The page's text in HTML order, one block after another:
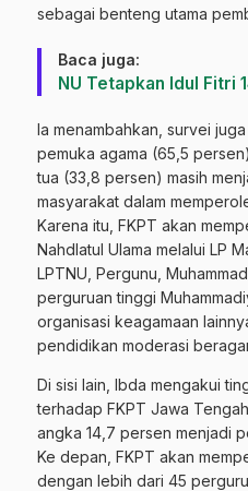
sebagai benteng utama
Baca juga:
NU Tetapkan Idul Fitri
Ia menambahkan, survei
pemuka agama (65,5
tua (33,8 persen) masih
masyarakat dalam
Karena itu, FKPT akan
Nahdlatul Ulama melalui LP
LPTNU, Pergunu,
perguruan tinggi
organisasi keagamaan
pendidikan moderasi
Di sisi lain, Ibda mengakui
terhadap FKPT Jawa
angka 14,7 persen menjadi
Ke depan, FKPT akan
dengan lebih dari 45